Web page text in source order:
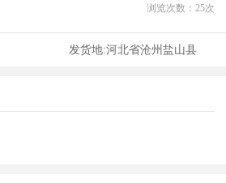
浏览次数： 25次
发货地:河北省沧州盐山县